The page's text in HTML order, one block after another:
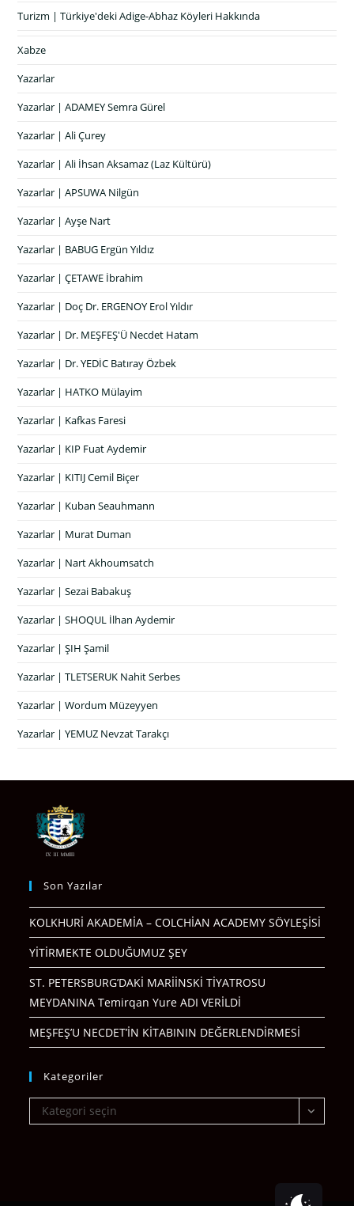
Turizm | Türkiye'deki Adige-Abhaz Köyleri Hakkında
Xabze
Yazarlar
Yazarlar | ADAMEY Semra Gürel
Yazarlar | Ali Çurey
Yazarlar | Ali İhsan Aksamaz (Laz Kültürü)
Yazarlar | APSUWA Nilgün
Yazarlar | Ayşe Nart
Yazarlar | BABUG Ergün Yıldız
Yazarlar | ÇETAWE İbrahim
Yazarlar | Doç Dr. ERGENOY Erol Yıldır
Yazarlar | Dr. MEŞFEŞ'Ü Necdet Hatam
Yazarlar | Dr. YEDİC Batıray Özbek
Yazarlar | HATKO Mülayim
Yazarlar | Kafkas Faresi
Yazarlar | KIP Fuat Aydemir
Yazarlar | KITIJ Cemil Biçer
Yazarlar | Kuban Seauhmann
Yazarlar | Murat Duman
Yazarlar | Nart Akhoumsatch
Yazarlar | Sezai Babakuş
Yazarlar | SHOQUL İlhan Aydemir
Yazarlar | ŞIH Şamil
Yazarlar | TLETSERUK Nahit Serbes
Yazarlar | Wordum Müzeyyen
Yazarlar | YEMUZ Nevzat Tarakçı
Son Yazılar
KOLKHURİ AKADEMİA – COLCHİAN ACADEMY SÖYLEŞİSİ
YİTİRMEKTE OLDUĞUMUZ ŞEY
ST. PETERSBURG’DAKİ MARİİNSKİ TİYATROSU
MEYDANINA Temirqan Yure ADI VERİLDİ
MEŞFEŞ’U NECDET’İN KİTABININ DEĞERLENDİRMESİ
Kategoriler
Kategoriler
Kategori seçin